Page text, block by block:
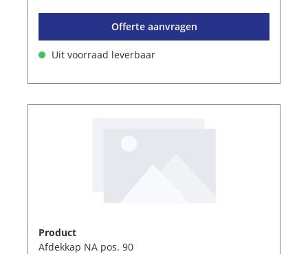
Offerte aanvragen
Uit voorraad leverbaar
Product
Afdekkap NA pos. 90